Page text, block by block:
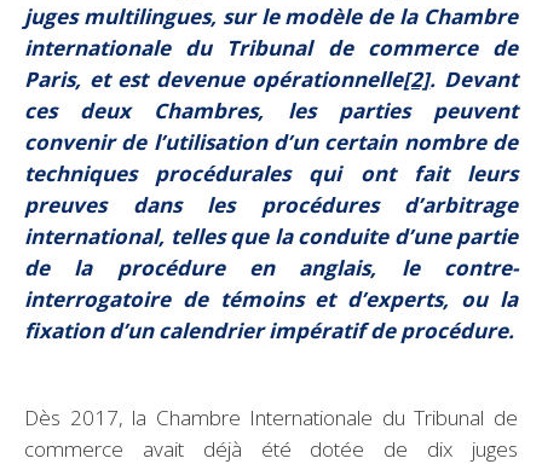
juges multilingues, sur le modèle de la Chambre
internationale du Tribunal de commerce de
Paris, et est devenue opérationnelle[2]. Devant
ces deux Chambres, les parties peuvent
convenir de l’utilisation d’un certain nombre de
techniques procédurales qui ont fait leurs
preuves dans les procédures d’arbitrage
international, telles que la conduite d’une partie
de la procédure en anglais, le contre-
interrogatoire de témoins et d’experts, ou la
fixation d’un calendrier impératif de procédure.
Dès 2017, la Chambre Internationale du Tribunal de
commerce avait déjà été dotée de dix juges